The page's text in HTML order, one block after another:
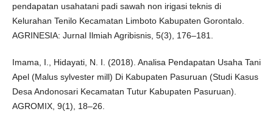
pendapatan usahatani padi sawah non irigasi teknis di
Kelurahan Tenilo Kecamatan Limboto Kabupaten Gorontalo.
AGRINESIA: Jurnal Ilmiah Agribisnis, 5(3), 176–181.
Imama, I., Hidayati, N. I. (2018). Analisa Pendapatan Usaha Tani
Apel (Malus sylvester mill) Di Kabupaten Pasuruan (Studi Kasus
Desa Andonosari Kecamatan Tutur Kabupaten Pasuruan).
AGROMIX, 9(1), 18–26.